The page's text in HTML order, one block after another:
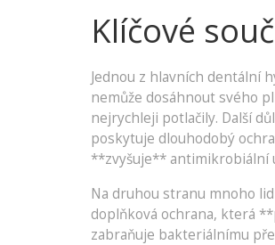
Klíčové
Jednou z hlavních dentální
nemůže dosáhnout svého
nejrychleji potlačily. Další
poskytuje dlouhodobý
**zvyšuje** antimikrobiální
Na druhou stranu mnoho
doplňková ochrana, která
zabraňuje bakteriálnímu